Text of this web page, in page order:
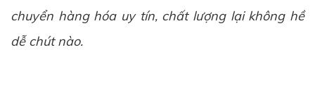
chuyển hàng hóa uy tín, chất lượng lại không hề
dễ chút nào.